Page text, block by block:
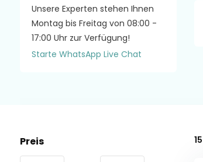
Unsere Experten stehen Ihnen
Montag bis Freitag von 08:00 -
17:00 Uhr zur Verfügung!
Starte WhatsApp Live Chat
Preis 15